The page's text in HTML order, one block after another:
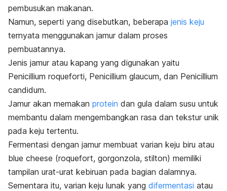
pembusukan makanan.
Namun, seperti yang disebutkan, beberapa jenis keju
ternyata menggunakan jamur dalam proses
pembuatannya.
Jenis jamur atau kapang yang digunakan yaitu
Penicillium roqueforti, Penicillium glaucum, dan Penicillium
candidum.
Jamur akan memakan protein dan gula dalam susu untuk
membantu dalam mengembangkan rasa dan tekstur unik
pada keju tertentu.
Fermentasi dengan jamur membuat varian keju biru atau
blue cheese (roquefort, gorgonzola, stilton) memiliki
tampilan urat-urat kebiruan pada bagian dalamnya.
Sementara itu, varian keju lunak yang difermentasi atau